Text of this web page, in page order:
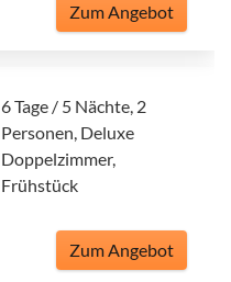
Zum Angebot
6 Tage / 5 Nächte, 2
Personen, Deluxe
Doppelzimmer,
Frühstück
Zum Angebot